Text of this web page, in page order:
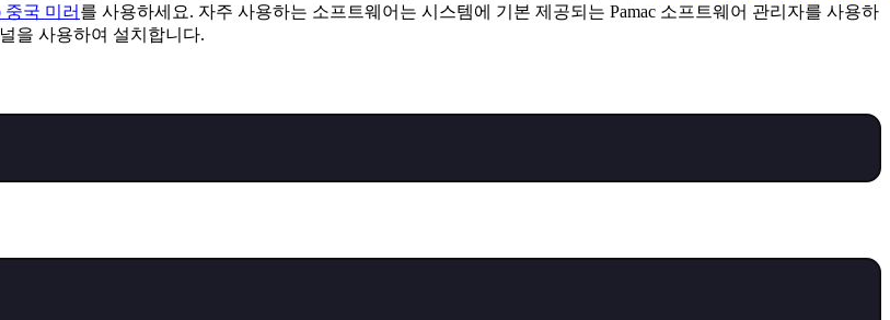
중국 미러 를 사용하세요. 자주 사용하는 소프트웨어는 시스템에 기본 제공되는 Pamac 소프트웨어 관리자를 사용하
을 사용하여 설치합니다.